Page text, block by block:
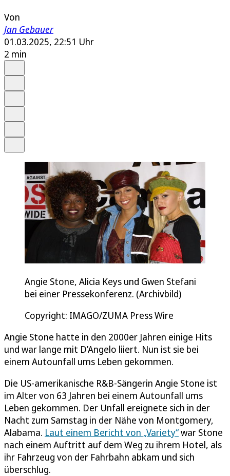
Von
Jan Gebauer
01.03.2025, 22:51 Uhr
2 min
Angie Stone, Alicia Keys und Gwen Stefani
bei einer Pressekonferenz. (Archivbild)
Copyright: IMAGO/ZUMA Press Wire
Angie Stone hatte in den 2000er Jahren einige Hits
und war lange mit D’Angelo liiert. Nun ist sie bei
einem Autounfall ums Leben gekommen.
Die US-amerikanische R&B-Sängerin Angie Stone ist
im Alter von 63 Jahren bei einem Autounfall ums
Leben gekommen. Der Unfall ereignete sich in der
Nacht zum Samstag in der Nähe von Montgomery,
Alabama. Laut einem Bericht von „Variety“war Stone
nach einem Auftritt auf dem Weg zu ihrem Hotel, als
ihr Fahrzeug von der Fahrbahn abkam und sich
überschlug.